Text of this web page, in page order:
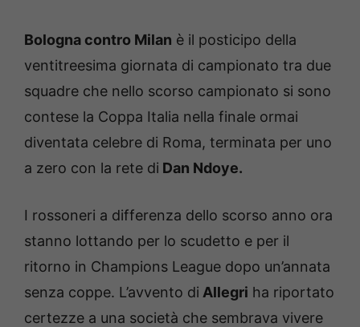
Bologna contro Milan è il posticipo della
ventitreesima giornata di campionato tra due
squadre che nello scorso campionato si sono
contese la Coppa Italia nella finale ormai
diventata celebre di Roma, terminata per uno
a zero con la rete di Dan Ndoye.
I rossoneri a differenza dello scorso anno ora
stanno lottando per lo scudetto e per il
ritorno in Champions League dopo un’annata
senza coppe. L’avvento di Allegri ha riportato
certezze a una società che sembrava vivere